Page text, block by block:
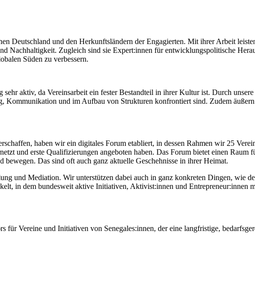
Deutschland und den Herkunftsländern der Engagierten. Mit ihrer Arbeit
Nachhaltigkeit. Zugleich sind sie Expert:innen für entwicklungspolitische
Süden zu verbessern.
aktiv, da Vereinsarbeit ein fester Bestandteil in ihrer Kultur ist. Durch
Kommunikation und im Aufbau von Strukturen konfrontiert sind. Zudem
haben wir ein digitales Forum etabliert, in dessen Rahmen wir 25
und erste Qualifizierungen angeboten haben. Das Forum bietet einen Raum
Das sind oft auch ganz aktuelle Geschehnisse in ihrer Heimat.
und Mediation. Wir unterstützen dabei auch in ganz konkreten Dingen, wie
in dem bundesweit aktive Initiativen, Aktivist:innen und Entrepreneur:innen
für Vereine und Initiativen von Senegales:innen, der eine langfristige,